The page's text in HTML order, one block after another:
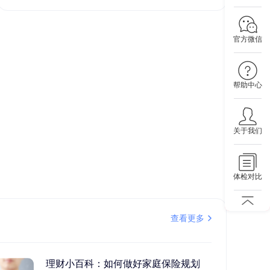
查看更多
理财小百科：如何做好家庭保险规划
官方微信
帮助中心
关于我们
体检对比